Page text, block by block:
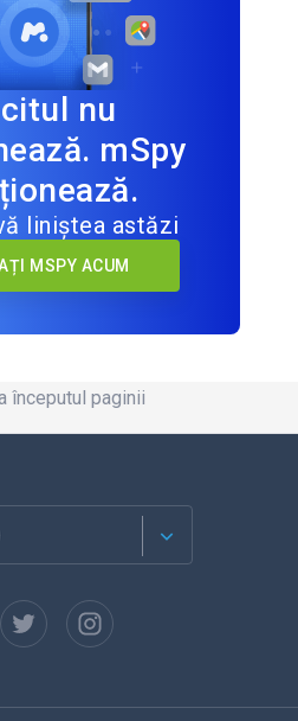
nu
mSpy
liniștea astăzi
MSPY ACUM
începutul paginii